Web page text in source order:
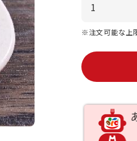
※注文可能な上